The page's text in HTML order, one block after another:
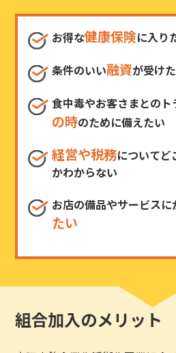
お得な健康保険に入り
条件のいい融資が受け
食中毒やお客さまとのト
の時のために備えたい
経営や税務についてど
かわからない
お店の備品やサービスに
たい
組合加入のメリット